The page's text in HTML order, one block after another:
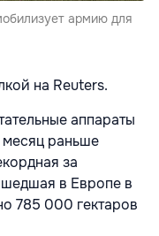
армию для
на Reuters.
аппараты
раньше
за
в Европе в
785 000 гектаров